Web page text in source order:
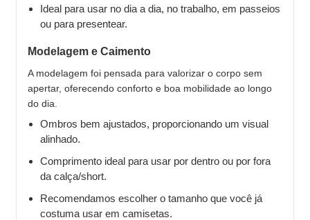
Ideal para usar no dia a dia, no trabalho, em passeios
ou para presentear.
Modelagem e Caimento
A modelagem foi pensada para valorizar o corpo sem
apertar, oferecendo conforto e boa mobilidade ao longo
do dia.
Ombros bem ajustados, proporcionando um visual
alinhado.
Comprimento ideal para usar por dentro ou por fora
da calça/short.
Recomendamos escolher o tamanho que você já
costuma usar em camisetas.